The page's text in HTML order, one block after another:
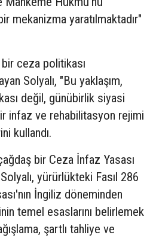
mekanizma yaratılmaktadır"
bir ceza politikası
Solyalı, "Bu yaklaşım,
değil, günübirlik siyasi
infaz ve rehabilitasyon rejimi
kullandı.
bir Ceza İnfaz Yasası
yürürlükteki Fasıl 286
İngiliz döneminden
temel esaslarını belirlemek
şartlı tahliye ve